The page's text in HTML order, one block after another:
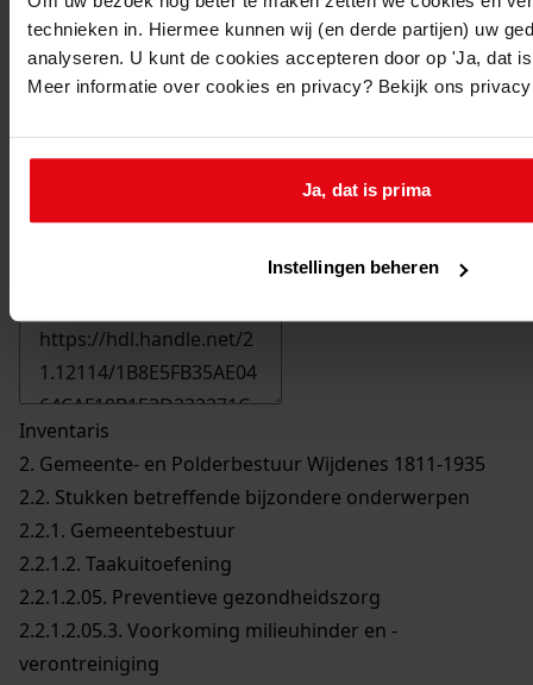
technieken in. Hiermee kunnen wij (en derde partijen) uw
analyseren. U kunt de cookies accepteren door op 'Ja, dat
Meer informatie over cookies en privacy? Bekijk ons
Ja, dat is prima
Instellingen beheren
Inventaris
2. Gemeente- en Polderbestuur Wijdenes 1811-1935
2.2. Stukken betreffende bijzondere onderwerpen
2.2.1. Gemeentebestuur
2.2.1.2. Taakuitoefening
2.2.1.2.05. Preventieve gezondheidszorg
2.2.1.2.05.3. Voorkoming milieuhinder en -
verontreiniging